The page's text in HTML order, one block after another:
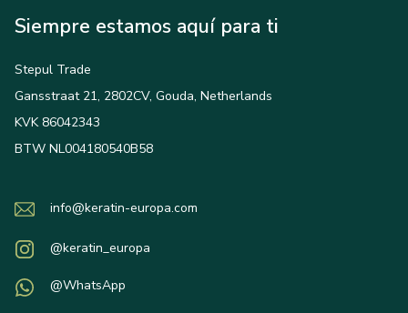
Siempre estamos aquí para ti
Stepul Trade
Gansstraat 21, 2802CV, Gouda, Netherlands
KVK 86042343
BTW NL004180540B58
info@keratin-europa.com
@keratin_europa
@WhatsApp